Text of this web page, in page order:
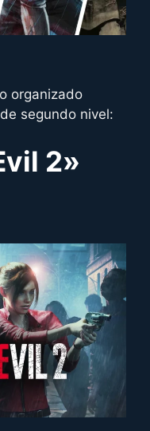
organizado
segundo nivel:
2»